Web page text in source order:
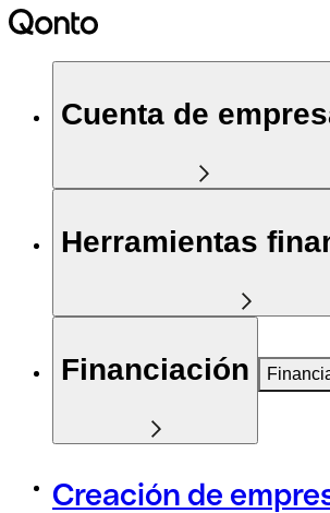
Cuenta de
Herramientas
Financiación
Creación de